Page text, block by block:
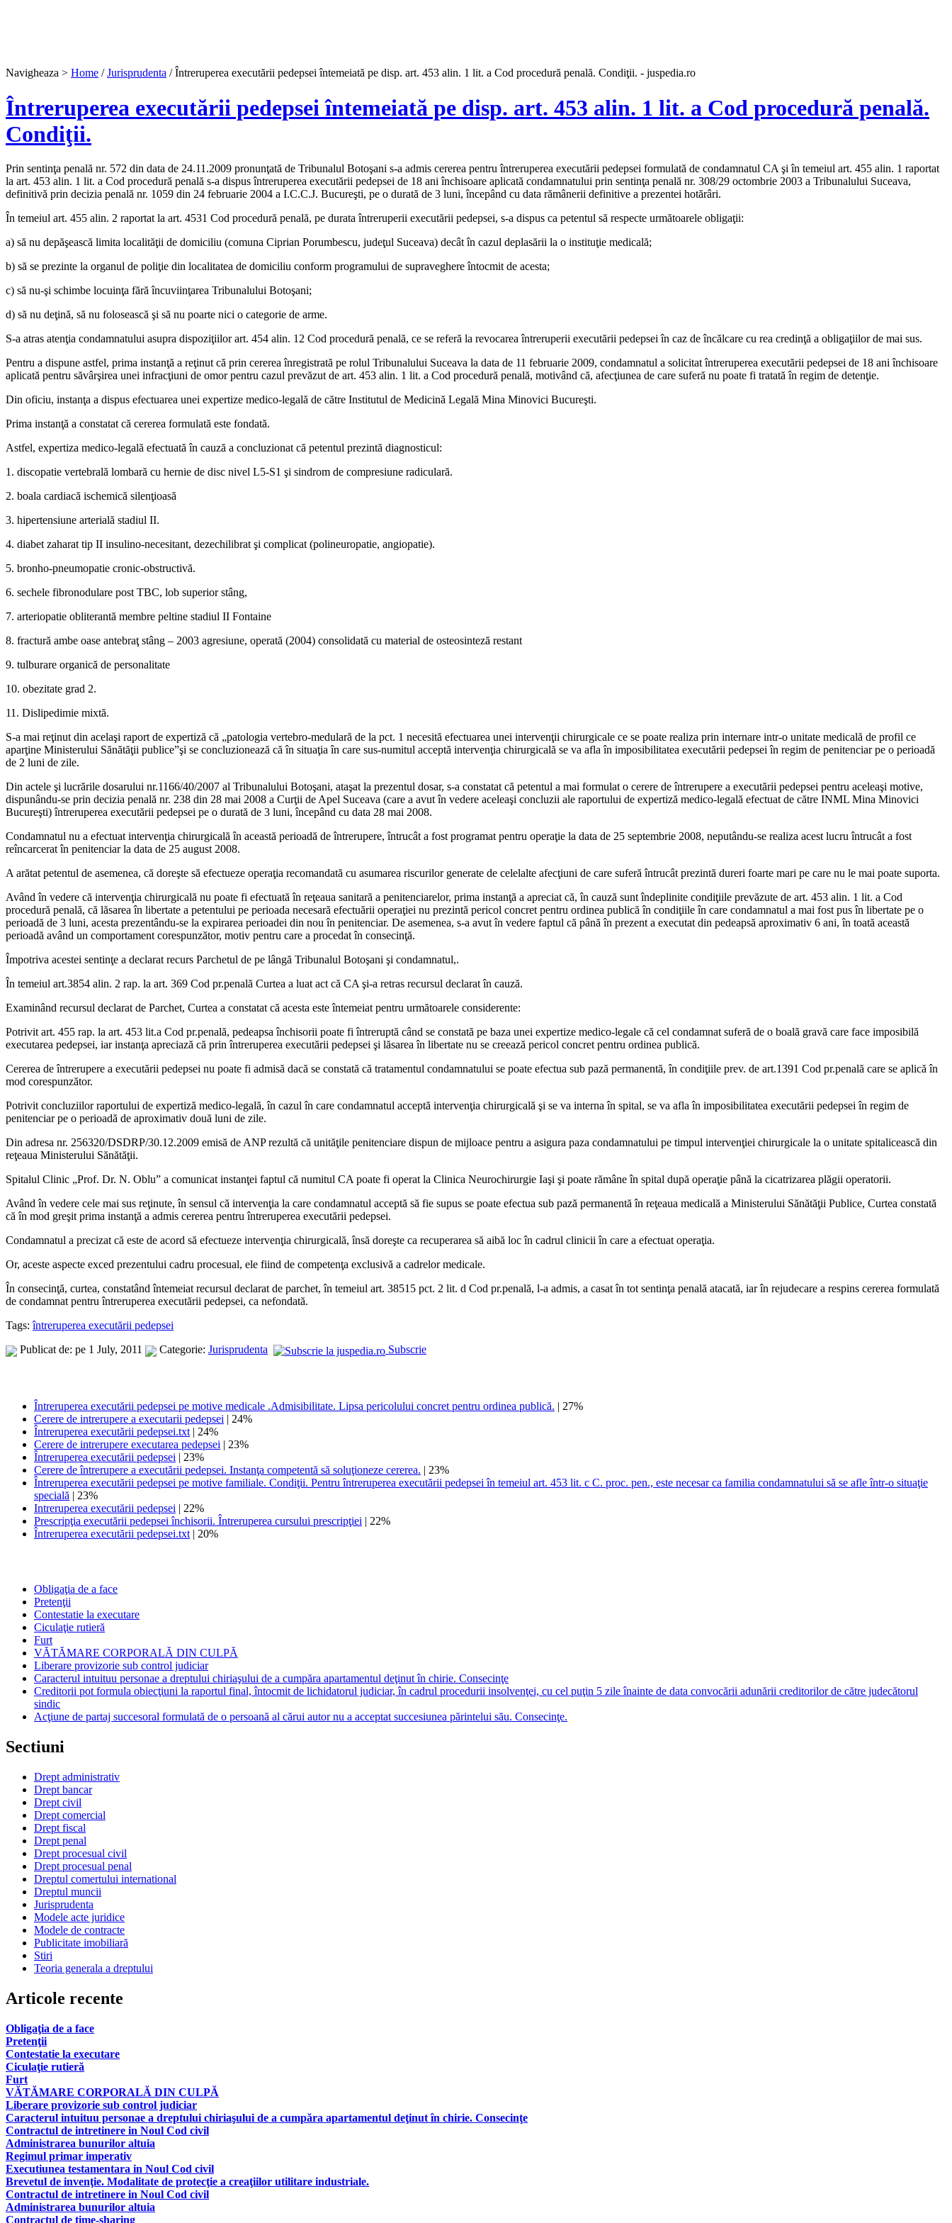
Navigheaza > Home /Jurisprudenta / Întreruperea executării pedepsei întemeiată pe disp. art. 453 alin. 1 lit. a Cod procedură penală. Condiţii. - juspedia.ro
Întreruperea executării pedepsei întemeiată pe disp. art. 453 alin. 1 lit. a Cod procedură penală.
Condiţii.
Prin sentinţa penală nr. 572 din data de 24.11.2009 pronunţată de Tribunalul Botoşani s-a admis cererea pentru întreruperea executării pedepsei formulată de condamnatul CA şi în temeiul art. 455 alin. 1 raportat
la art. 453 alin. 1 lit. a Cod procedură penală s-a dispus întreruperea executării pedepsei de 18 ani închisoare aplicată condamnatului prin sentinţa penală nr. 308/29 octombrie 2003 a Tribunalului Suceava,
definitivă prin decizia penală nr. 1059 din 24 februarie 2004 a I.C.C.J. Bucureşti, pe o durată de 3 luni, începând cu data rămânerii definitive a prezentei hotărâri.
În temeiul art. 455 alin. 2 raportat la art. 4531 Cod procedură penală, pe durata întreruperii executării pedepsei, s-a dispus ca petentul să respecte următoarele obligaţii:
a) să nu depăşească limita localităţii de domiciliu (comuna Ciprian Porumbescu, judeţul Suceava) decât în cazul deplasării la o instituţie medicală;
b) să se prezinte la organul de poliţie din localitatea de domiciliu conform programului de supraveghere întocmit de acesta;
c) să nu-şi schimbe locuinţa fără încuviinţarea Tribunalului Botoşani;
d) să nu deţină, să nu folosească şi să nu poarte nici o categorie de arme.
S-a atras atenţia condamnatului asupra dispoziţiilor art. 454 alin. 12 Cod procedură penală, ce se referă la revocarea întreruperii executării pedepsei în caz de încălcare cu rea credinţă a obligaţiilor de mai sus.
Pentru a dispune astfel, prima instanţă a reţinut că prin cererea înregistrată pe rolul Tribunalului Suceava la data de 11 februarie 2009, condamnatul a solicitat întreruperea executării pedepsei de 18 ani închisoare
aplicată pentru săvârşirea unei infracţiuni de omor pentru cazul prevăzut de art. 453 alin. 1 lit. a Cod procedură penală, motivând că, afecţiunea de care suferă nu poate fi tratată în regim de detenţie.
Din oficiu, instanţa a dispus efectuarea unei expertize medico-legală de către Institutul de Medicină Legală Mina Minovici Bucureşti.
Prima instanţă a constatat că cererea formulată este fondată.
Astfel, expertiza medico-legală efectuată în cauză a concluzionat că petentul prezintă diagnosticul:
1. discopatie vertebrală lombară cu hernie de disc nivel L5-S1 şi sindrom de compresiune radiculară.
2. boala cardiacă ischemică silenţioasă
3. hipertensiune arterială stadiul II.
4. diabet zaharat tip II insulino-necesitant, dezechilibrat şi complicat (polineuropatie, angiopatie).
5. bronho-pneumopatie cronic-obstructivă.
6. sechele fibronodulare post TBC, lob superior stâng,
7. arteriopatie obliterantă membre peltine stadiul II Fontaine
8. fractură ambe oase antebraţ stâng – 2003 agresiune, operată (2004) consolidată cu material de osteosinteză restant
9. tulburare organică de personalitate
10. obezitate grad 2.
11. Dislipedimie mixtă.
S-a mai reţinut din acelaşi raport de expertiză că „patologia vertebro-medulară de la pct. 1 necesită efectuarea unei intervenţii chirurgicale ce se poate realiza prin internare intr-o unitate medicală de profil ce
aparţine Ministerului Sănătăţii publice”şi se concluzionează că în situaţia în care sus-numitul acceptă intervenţia chirurgicală se va afla în imposibilitatea executării pedepsei în regim de penitenciar pe o perioadă
de 2 luni de zile.
Din actele şi lucrările dosarului nr.1166/40/2007 al Tribunalului Botoşani, ataşat la prezentul dosar, s-a constatat că petentul a mai formulat o cerere de întrerupere a executării pedepsei pentru aceleaşi motive,
dispunându-se prin decizia penală nr. 238 din 28 mai 2008 a Curţii de Apel Suceava (care a avut în vedere aceleaşi concluzii ale raportului de expertiză medico-legală efectuat de către INML Mina Minovici
Bucureşti) întreruperea executării pedepsei pe o durată de 3 luni, începând cu data 28 mai 2008.
Condamnatul nu a efectuat intervenţia chirurgicală în această perioadă de întrerupere, întrucât a fost programat pentru operaţie la data de 25 septembrie 2008, neputându-se realiza acest lucru întrucât a fost
reîncarcerat în penitenciar la data de 25 august 2008.
A arătat petentul de asemenea, că doreşte să efectueze operaţia recomandată cu asumarea riscurilor generate de celelalte afecţiuni de care suferă întrucât prezintă dureri foarte mari pe care nu le mai poate suporta.
Având în vedere că intervenţia chirurgicală nu poate fi efectuată în reţeaua sanitară a penitenciarelor, prima instanţă a apreciat că, în cauză sunt îndeplinite condiţiile prevăzute de art. 453 alin. 1 lit. a Cod
procedură penală, că lăsarea în libertate a petentului pe perioada necesară efectuării operaţiei nu prezintă pericol concret pentru ordinea publică în condiţiile în care condamnatul a mai fost pus în libertate pe o
perioadă de 3 luni, acesta prezentându-se la expirarea perioadei din nou în penitenciar. De asemenea, s-a avut în vedere faptul că până în prezent a executat din pedeapsă aproximativ 6 ani, în toată această
perioadă având un comportament corespunzător, motiv pentru care a procedat în consecinţă.
Împotriva acestei sentinţe a declarat recurs Parchetul de pe lângă Tribunalul Botoşani şi condamnatul,.
În temeiul art.3854 alin. 2 rap. la art. 369 Cod pr.penală Curtea a luat act că CA şi-a retras recursul declarat în cauză.
Examinând recursul declarat de Parchet, Curtea a constatat că acesta este întemeiat pentru următoarele considerente:
Potrivit art. 455 rap. la art. 453 lit.a Cod pr.penală, pedeapsa închisorii poate fi întreruptă când se constată pe baza unei expertize medico-legale că cel condamnat suferă de o boală gravă care face imposibilă
executarea pedepsei, iar instanţa apreciază că prin întreruperea executării pedepsei şi lăsarea în libertate nu se creează pericol concret pentru ordinea publică.
Cererea de întrerupere a executării pedepsei nu poate fi admisă dacă se constată că tratamentul condamnatului se poate efectua sub pază permanentă, în condiţiile prev. de art.1391 Cod pr.penală care se aplică în
mod corespunzător.
Potrivit concluziilor raportului de expertiză medico-legală, în cazul în care condamnatul acceptă intervenţia chirurgicală şi se va interna în spital, se va afla în imposibilitatea executării pedepsei în regim de
penitenciar pe o perioadă de aproximativ două luni de zile.
Din adresa nr. 256320/DSDRP/30.12.2009 emisă de ANP rezultă că unităţile penitenciare dispun de mijloace pentru a asigura paza condamnatului pe timpul intervenţiei chirurgicale la o unitate spitalicească din
reţeaua Ministerului Sănătăţii.
Spitalul Clinic „Prof. Dr. N. Oblu” a comunicat instanţei faptul că numitul CA poate fi operat la Clinica Neurochirurgie Iaşi şi poate rămâne în spital după operaţie până la cicatrizarea plăgii operatorii.
Având în vedere cele mai sus reţinute, în sensul că intervenţia la care condamnatul acceptă să fie supus se poate efectua sub pază permanentă în reţeaua medicală a Ministerului Sănătăţii Publice, Curtea constată
că în mod greşit prima instanţă a admis cererea pentru întreruperea executării pedepsei.
Condamnatul a precizat că este de acord să efectueze intervenţia chirurgicală, însă doreşte ca recuperarea să aibă loc în cadrul clinicii în care a efectuat operaţia.
Or, aceste aspecte exced prezentului cadru procesual, ele fiind de competenţa exclusivă a cadrelor medicale.
În consecinţă, curtea, constatând întemeiat recursul declarat de parchet, în temeiul art. 38515 pct. 2 lit. d Cod pr.penală, l-a admis, a casat în tot sentinţa penală atacată, iar în rejudecare a respins cererea formulată
de condamnat pentru întreruperea executării pedepsei, ca nefondată.
Tags:întreruperea executării pedepsei
Publicat de: pe 1 July, 2011
Categorie: Jurisprudenta Subscrie
Întreruperea executării pedepsei pe motive medicale .Admisibilitate. Lipsa pericolului concret pentru ordinea publică. | 27%
Cerere de intrerupere a executarii pedepsei | 24%
Întreruperea executării pedepsei.txt | 24%
Cerere de intrerupere executarea pedepsei | 23%
Întreruperea executării pedepsei | 23%
Cerere de întrerupere a executării pedepsei. Instanţa competentă să soluţioneze cererea. | 23%
Întreruperea executării pedepsei pe motive familiale. Condiţii. Pentru întreruperea executării pedepsei în temeiul art. 453 lit. c C. proc. pen., este necesar ca familia condamnatului să se afle într-o situaţie
specială | 23%
Intreruperea executării pedepsei | 22%
Prescripţia executării pedepsei închisorii. Întreruperea cursului prescripţiei | 22%
Întreruperea executării pedepsei.txt | 20%
Obligaţia de a face
Pretenţii
Contestatie la executare
Ciculaţie rutieră
Furt
VĂTĂMARE CORPORALĂ DIN CULPĂ
Liberare provizorie sub control judiciar
Caracterul intuituu personae a dreptului chiriaşului de a cumpăra apartamentul deţinut în chirie. Consecinţe
Creditorii pot formula obiecţiuni la raportul final, întocmit de lichidatorul judiciar, în cadrul procedurii insolvenţei, cu cel puţin 5 zile înainte de data convocării adunării creditorilor de către judecătorul
sindic
Acţiune de partaj succesoral formulată de o persoană al cărui autor nu a acceptat succesiunea părintelui său. Consecinţe.
Sectiuni
Drept administrativ
Drept bancar
Drept civil
Drept comercial
Drept fiscal
Drept penal
Drept procesual civil
Drept procesual penal
Dreptul comertului international
Dreptul muncii
Jurisprudenta
Modele acte juridice
Modele de contracte
Publicitate imobiliară
Stiri
Teoria generala a dreptului
Articole recente
Obligaţia de a face
Pretenţii
Contestatie la executare
Ciculaţie rutieră
Furt
VĂTĂMARE CORPORALĂ DIN CULPĂ
Liberare provizorie sub control judiciar
Caracterul intuituu personae a dreptului chiriaşului de a cumpăra apartamentul deţinut în chirie. Consecinţe
Contractul de intretinere in Noul Cod civil
Administrarea bunurilor altuia
Regimul primar imperativ
Executiunea testamentara in Noul Cod civil
Brevetul de invenţie. Modalitate de protecţie a creaţiilor utilitare industriale.
Contractul de intretinere in Noul Cod civil
Administrarea bunurilor altuia
Contractul de time-sharing